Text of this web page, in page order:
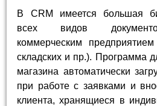
В CRM имеется большая
всех видов
коммерческим
складских и пр.). Программа
магазина автоматически
при работе с заявками и
клиента, хранящиеся в